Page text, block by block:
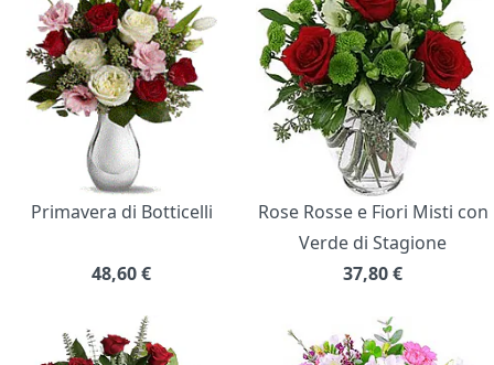
Primavera di Botticelli
48,60€
Rose Rosse e Fiori Misti con
Verde di Stagione
37,80€